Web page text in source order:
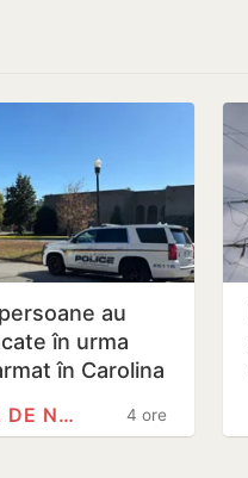
au
în urma
în Carolina
4 ore
CAROLINA DE NORD